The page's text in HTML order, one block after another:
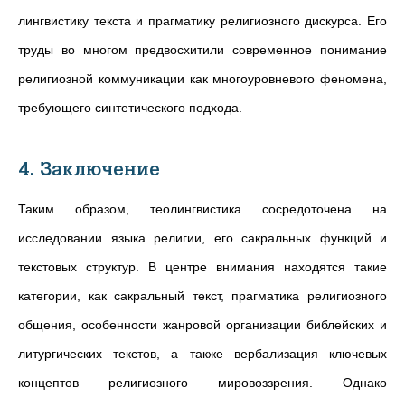
лингвистику текста и прагматику религиозного дискурса. Его
труды во многом предвосхитили современное понимание
религиозной коммуникации как многоуровневого феномена,
требующего синтетического подхода.
4. Заключение
Таким образом, теолингвистика сосредоточена на
исследовании языка религии, его сакральных функций и
текстовых структур. В центре внимания находятся такие
категории, как сакральный текст, прагматика религиозного
общения, особенности жанровой организации библейских и
литургических текстов, а также вербализация ключевых
концептов религиозного мировоззрения. Однако